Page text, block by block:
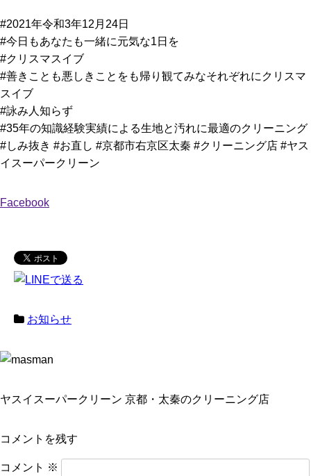
#2021年令和3年12月24日
#今日もあなたも一緒に元気な1日を
#クリスマスイブ
#善きことも悪しきことをも帰り観てみなそれぞれにクリスマ
スイブ
#詠み人知らず
#35年の知識経験実績による生地と汚れに最適のクリーニング
#しみ抜き #お直し #京都市右京区太秦 #クリーニング店 #ヤス
イスーパークリーン
Facebook
お知らせ
ヤスイスーパークリーン 京都・太秦のクリーニング店
コメントを残す
コメント ※